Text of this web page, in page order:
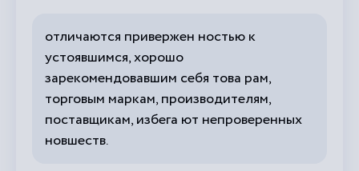
отличаются привержен ностью к
устоявшимся, хорошо
зарекомендовавшим себя това рам,
торговым маркам, производителям,
поставщикам, избега ют непроверенных
новшеств.